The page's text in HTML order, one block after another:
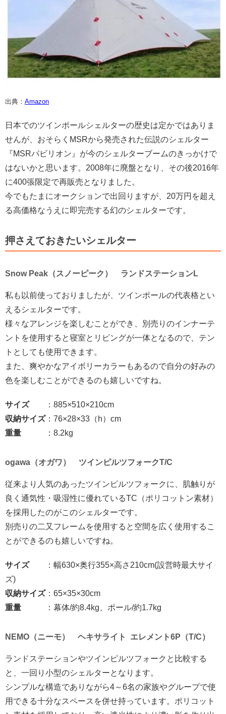
出典： Amazon
日本でのツインポールシェルターの歴史は定かではありま
せんが、おそらくMSRから発売された伝説のシェルター
『MSRパビリオン』が今のシェルターブームのきっかけで
はないかと思います。2008年に廃盤となり、その後2016年
に400張限定で再販売となりました。
今でもたまにオークションで出回りますが、20万円を超え
る高価格なうえに即完売する幻のシェルターです。
押さえておきたいシェルター
Snow Peak（スノーピーク） ランドステーションL
私も以前使っておりましたが、ツインポールの代表格とい
えるシェルターです。
様々なアレンジを楽しむことができ、別売りのインナーテ
ントを使用すると寝室とリビングが一体となるので、テン
トとしても使用できます。
また、爽やかなアイボリーカラーもあるので自分の好みの
色を楽しむことができるのも嬉しいですね。
サイズ：885×510×210cm
収納サイズ：76×28×33（h）cm
重量 ：8.2kg
ogawa（オガワ） ツインピルツフォークT/C
従来より人気のあったツインピルツフォークに、肌触りが
良く通気性・吸湿性に優れているTC（ポリコットン素材）
を採用したのがこのシェルターです。
別売りの二又フレームを使用すると空間を広く使用するこ
とができるのも嬉しいですね。
サイズ：幅630×奥行355×高さ210cm(設営時最大サイ
ズ)
収納サイズ：65×35×30cm
重量 ：幕体/約8.4kg、ポール/約1.7kg
NEMO（ニーモ） ヘキサライト エレメント6P（T/C）
ランドステーションやツインピルツフォークと比較する
と、一回り小型のシェルターとなります。
シンプルな構造でありながら4～6名の家族やグループで使
用できる十分なスペースを併せ持っています。ポリコット